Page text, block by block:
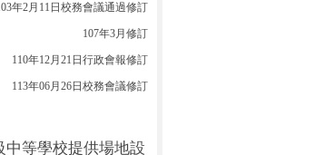
年2月 11 日校務會議通過修訂
107年3月修訂
110年12月 21 日行政會報修訂
年06月 26日校務會議修訂
等學校提供場地設